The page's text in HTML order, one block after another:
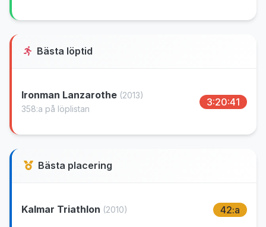
Bästa löptid
Ironman Lanzarothe (2013)
358:a på löplistan
3:20:41
Bästa placering
Kalmar Triathlon (2010) 42:a